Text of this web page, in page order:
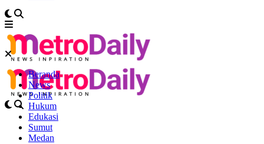
Beranda
News
Politik
Hukum
Edukasi
Sumut
Medan